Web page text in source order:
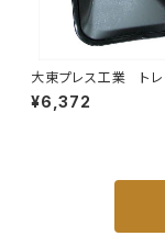
大東プレス工業 トレ
ラー 黒 UD
角型 左 DI-58B
¥6,372